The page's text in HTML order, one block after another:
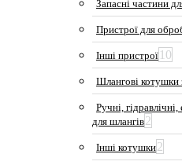
Запасні частини
Пристрої для
Інші пристрої 10
Шлангові
Ручні,
для шлангів2
Інші котушки2